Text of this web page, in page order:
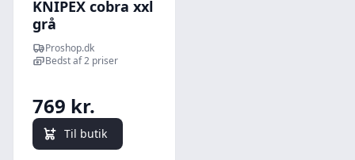
KNIPEX cobra xxl
grå
atramenteret
560 mm
Proshop.dk
Bedst af 2 priser
769 kr.
Til butik